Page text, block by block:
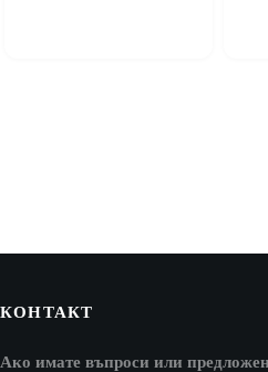
КОНТАКТ
Ако имате въпроси или